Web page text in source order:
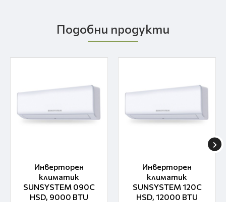
Подобни продукти
Инверторен
климатик
SUNSYSTEM 090C
HSD, 9000 BTU
Инверторен
климатик
SUNSYSTEM 120C
HSD, 12000 BTU